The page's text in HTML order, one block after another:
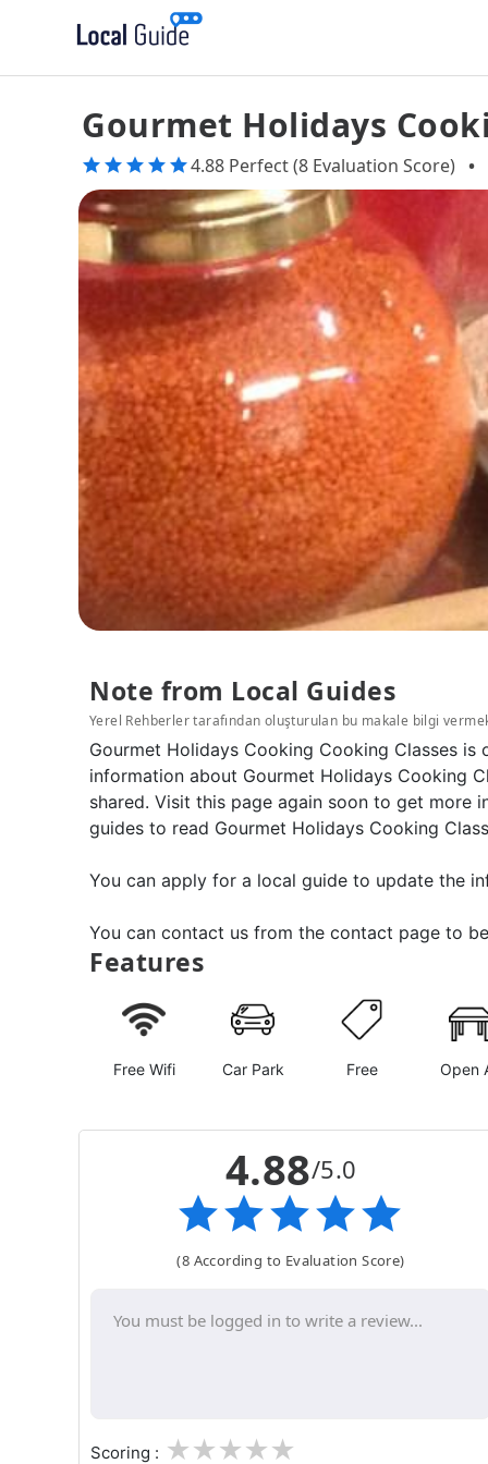
Gourmet Holidays
4.88 Perfect (8 Evaluation Score) •
Note from Local Guides
Yerel Rehberler tarafından oluşturulan bu makale bilgi
Gourmet Holidays Cooking Cooking Classes
information about Gourmet Holidays Cooking
shared. Visit this page again soon to get more
guides to read Gourmet Holidays Cooking
You can apply for a local guide to update the
You can contact us from the contact page to
Features
Free Wifi Car Park Free Open
4.88/5.0
(8 According to Evaluation Score)
Scoring : 3
2
1